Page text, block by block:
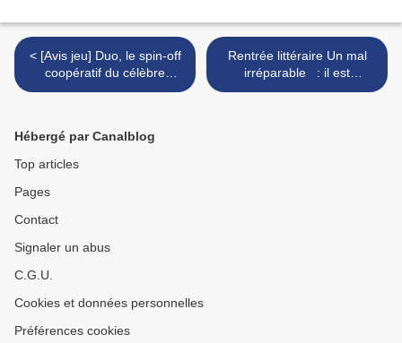
< [Avis jeu] Duo, le spin-off
coopératif du célèbre
CélestIa
Rentrée littéraire Un mal
irréparable : il est
comment le dernier roman
Hébergé par Canalblog
Top articles
Pages
Contact
Signaler un abus
C.G.U.
Cookies et données personnelles
Préférences cookies